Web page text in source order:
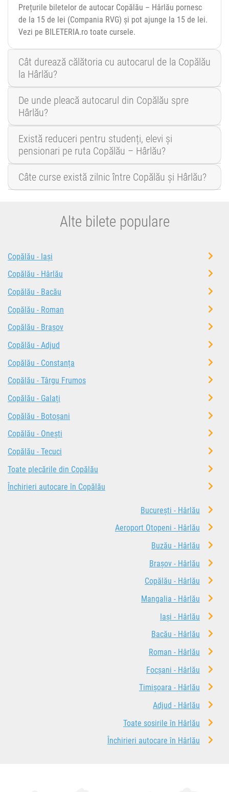
Prețurile biletelor de autocar Copălău – Hârlău pornesc
de la 15 de lei (Compania RVG) și pot ajunge la 15 de lei.
Vezi pe BILETERIA.ro toate cursele.
Cât durează călătoria cu autocarul de la Copălău
la Hârlău?
De unde pleacă autocarul din Copălău spre
Hârlău?
Există reduceri pentru studenți, elevi și
pensionari pe ruta Copălău – Hârlău?
Câte curse există zilnic între Copălău și Hârlău?
Alte bilete populare
Copălău - Iași
Copălău - Hârlău
Copălău - Bacău
Copălău - Roman
Copălău - Brașov
Copălău - Adjud
Copălău - Constanța
Copălău - Târgu Frumos
Copălău - Galați
Copălău - Botoșani
Copălău - Onești
Copălău - Tecuci
Toate plecările din Copălău
Închirieri autocare în Copălău
București - Hârlău
Aeroport Otopeni - Hârlău
Buzău - Hârlău
Brașov - Hârlău
Copălău - Hârlău
Mangalia - Hârlău
Iași - Hârlău
Bacău - Hârlău
Roman - Hârlău
Focșani - Hârlău
Timișoara - Hârlău
Adjud - Hârlău
Toate sosirile în Hârlău
Închirieri autocare în Hârlău